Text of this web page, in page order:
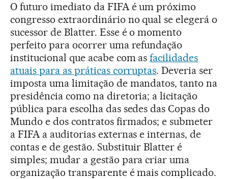
O futuro imediato da FIFA é um próximo
congresso extraordinário no qual se elegerá o
sucessor de Blatter. Esse é o momento
perfeito para ocorrer uma refundação
institucional que acabe com asfacilidades
atuais para as práticas corruptas. Deveria ser
imposta uma limitação de mandatos, tanto na
presidência como na diretoria; a licitação
pública para escolha das sedes das Copas do
Mundo e dos contratos firmados; e submeter
a FIFA a auditorias externas e internas, de
contas e de gestão. Substituir Blatter é
simples; mudar a gestão para criar uma
organização transparente é mais complicado.